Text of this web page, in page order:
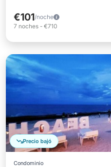
€101/noche
7 noches - €710
Precio bajó
Condominio